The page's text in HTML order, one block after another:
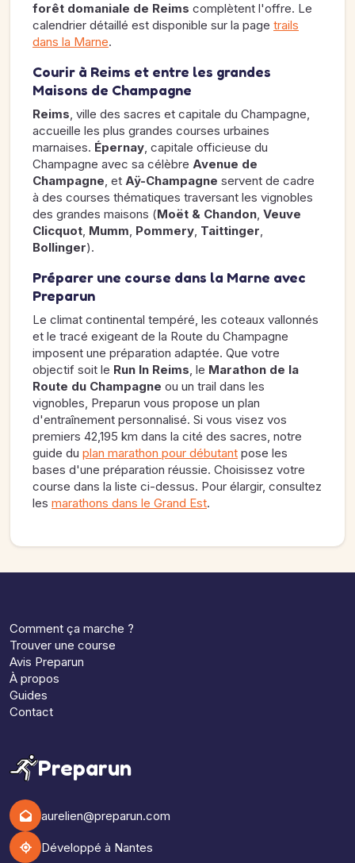
forêt domaniale de Reims complètent l'offre. Le
calendrier détaillé est disponible sur la page trails
dans la Marne.
Courir à Reims et entre les grandes
Maisons de Champagne
Reims, ville des sacres et capitale du Champagne,
accueille les plus grandes courses urbaines
marnaises. Épernay, capitale officieuse du
Champagne avec sa célèbre Avenue de
Champagne, et Aÿ-Champagne servent de cadre
à des courses thématiques traversant les vignobles
des grandes maisons (Moët & Chandon, Veuve
Clicquot, Mumm, Pommery, Taittinger,
Bollinger).
Préparer une course dans la Marne avec
Preparun
Le climat continental tempéré, les coteaux vallonnés
et le tracé exigeant de la Route du Champagne
imposent une préparation adaptée. Que votre
objectif soit le Run In Reims, le Marathon de la
Route du Champagne ou un trail dans les
vignobles, Preparun vous propose un plan
d'entraînement personnalisé. Si vous visez vos
premiers 42,195 km dans la cité des sacres, notre
guide du plan marathon pour débutant pose les
bases d'une préparation réussie. Choisissez votre
course dans la liste ci-dessus. Pour élargir, consultez
les marathons dans le Grand Est.
Comment ça marche ?
Trouver une course
Avis Preparun
À propos
Guides
Contact
Preparun
aurelien@preparun.com
Développé à Nantes